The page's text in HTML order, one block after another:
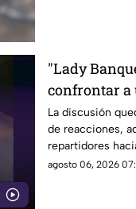
"Lady
confrontar a
momento
La discusión
de reacciones,
repartidores
agosto 06, 2026